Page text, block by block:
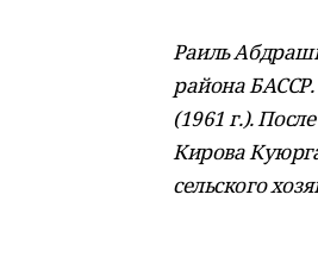
Раиль
района
(1961 г.).
Кирова
сельского